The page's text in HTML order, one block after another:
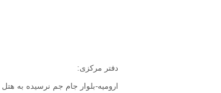
دفتر مرکزی:
ارومیه-بلوار جام جم نرسیده به هتل